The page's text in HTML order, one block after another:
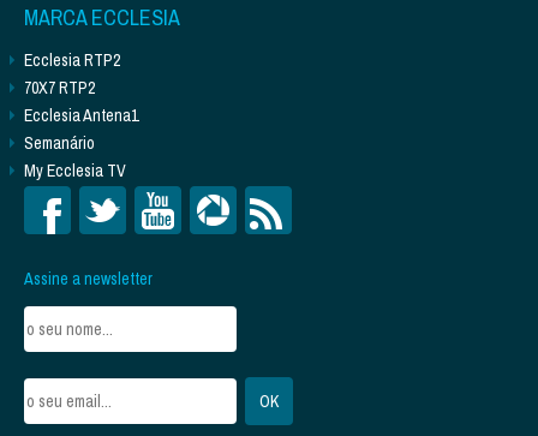
MARCA ECCLESIA
Ecclesia RTP2
70X7 RTP2
Ecclesia Antena1
Semanário
My Ecclesia TV
Assine a newsletter